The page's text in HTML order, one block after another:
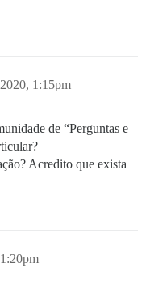
1:15pm
de “Perguntas e
Acredito que exista